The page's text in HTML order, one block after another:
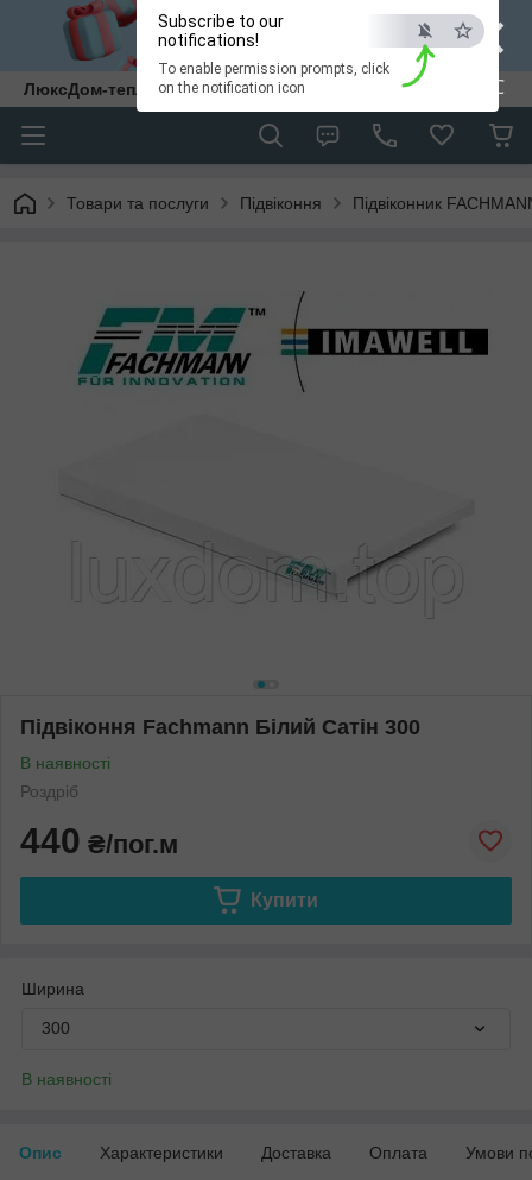
×
ESC
Subscribe to our
notifications!
To enable permission prompts, click
on the notification icon
ЛюксДом-тепло та затишок у кожен дім.
Товари та послуги Підвіконня Підвіконник
Підвіконня Fachmann Білий Сатін 300
В наявності
Роздріб
440 ₴/пог.м
Купити
Ширина
300
В наявності
Опис Характеристики Доставка Оплата Умови